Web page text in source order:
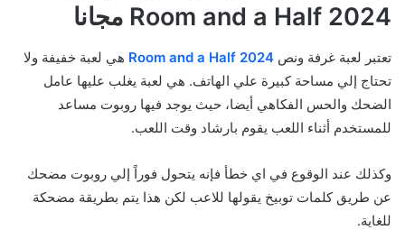
Room and a Half 2024 مجانا
تعتبر لعبة غرفة ونص Room and a Half 2024 هي لعبة خفيفة ولا
تحتاج إلي مساحة كبيرة علي الهاتف. هي لعبة يغلب عليها عامل
الضحك والحس الفكاهي أيضا، حيث يوجد فيها روبوت مساعد
للمستخدم أثناء اللعب يقوم بارشاد وقت اللعب.
وكذلك عند الوقوع في اي خطأ فإنه يتحول فوراً إلي روبوت مضحك
عن طريق كلمات توبيخ يقولها للاعب لكن هذا يتم بطريقة مضحكة
للغاية.